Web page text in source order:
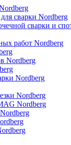
сварки Nordberg
сварки и
работ Nordberg
Nordberg
Nordberg
Nordberg
Nordberg